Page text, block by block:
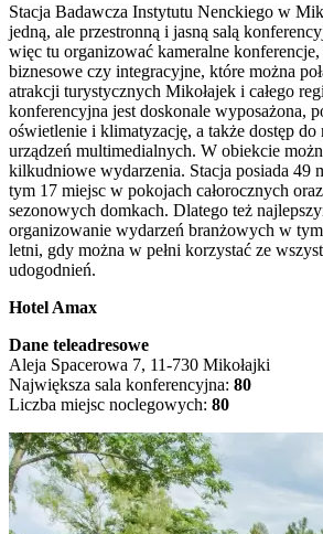
Stacja Badawcza Instytutu Nenckiego w
jedną, ale przestronną i jasną salą
więc tu organizować kameralne
biznesowe czy integracyjne, które można
atrakcji turystycznych Mikołajek i całego
konferencyjna jest doskonale wyposażona,
oświetlenie i klimatyzację, a także dostęp do
urządzeń multimedialnych. W obiekcie
kilkudniowe wydarzenia. Stacja posiada 49
tym 17 miejsc w pokojach całorocznych
sezonowych domkach. Dlatego też
organizowanie wydarzeń branżowych w
letni, gdy można w pełni korzystać ze
udogodnień.
Hotel Amax
Dane teleadresowe
Aleja Spacerowa 7, 11-730 Mikołajki
Największa sala konferencyjna: 80
Liczba miejsc noclegowych: 80